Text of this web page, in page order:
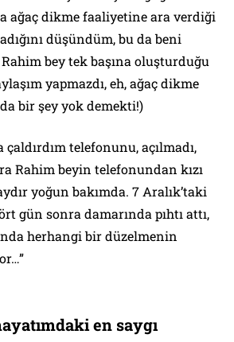
ağaç dikme faaliyetine ara verdiği
düşündüm, bu da beni
bey tek başına oluşturduğu
yapmazdı, eh, ağaç dikme
bir şey yok demekti!)
telefonunu, açılmadı,
Rahim beyin telefonundan kızı
yoğun bakımda. 7 Aralık’taki
gün sonra damarında pıhtı attı,
herhangi bir düzelmenin
en saygı